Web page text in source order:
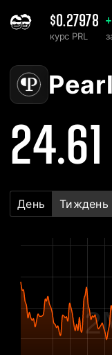
$0.27978
курс PRL
Pearl PRL Графік
24.61
День Тиждень